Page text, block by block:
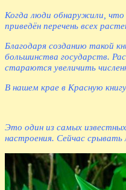
Когда люди обнаружили, что
приведён перечень всех
Благодаря созданию такой
большинства государств.
стараются увеличить
В нашем крае в Красную
Это один из самых
настроения. Сейчас